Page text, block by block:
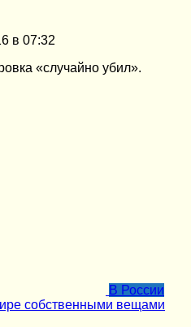
в 07:32
«случайно убил».
В России
собственными вещами